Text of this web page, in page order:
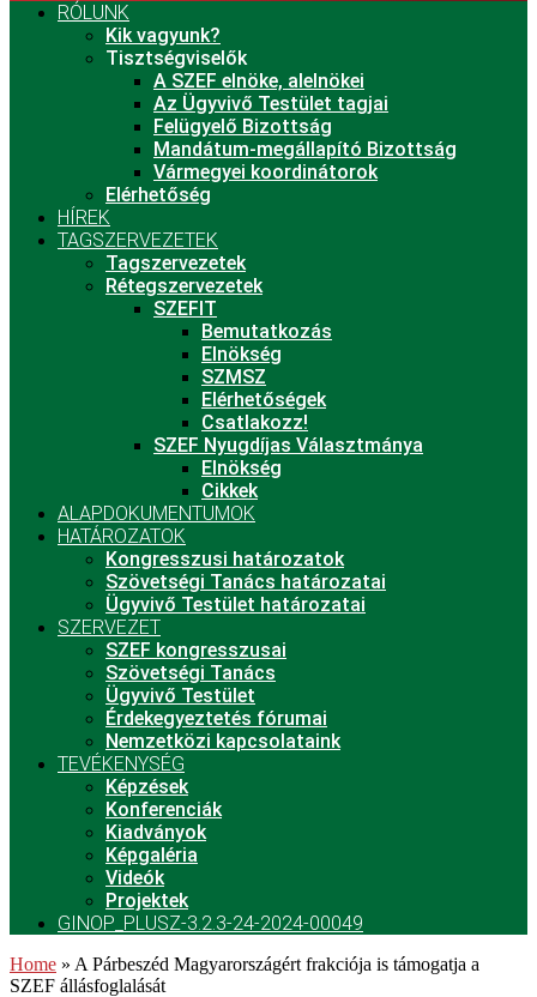
RÓLUNK
Kik vagyunk?
Tisztségviselők
A SZEF elnöke, alelnökei
Az Ügyvivő Testület tagjai
Felügyelő Bizottság
Mandátum-megállapító Bizottság
Vármegyei koordinátorok
Elérhetőség
HÍREK
TAGSZERVEZETEK
Tagszervezetek
Rétegszervezetek
SZEFIT
Bemutatkozás
Elnökség
SZMSZ
Elérhetőségek
Csatlakozz!
SZEF Nyugdíjas Választmánya
Elnökség
Cikkek
ALAPDOKUMENTUMOK
HATÁROZATOK
Kongresszusi határozatok
Szövetségi Tanács határozatai
Ügyvivő Testület határozatai
SZERVEZET
SZEF kongresszusai
Szövetségi Tanács
Ügyvivő Testület
Érdekegyeztetés fórumai
Nemzetközi kapcsolataink
TEVÉKENYSÉG
Képzések
Konferenciák
Kiadványok
Képgaléria
Videók
Projektek
GINOP_PLUSZ-3.2.3-24-2024-00049
Home » A Párbeszéd Magyarországért frakciója is támogatja a
SZEF állásfoglalását